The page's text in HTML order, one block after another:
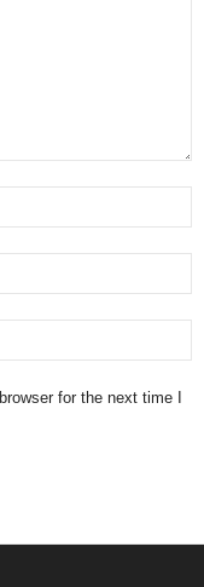
for the next time I